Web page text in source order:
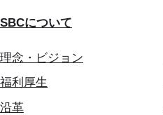
SBCについて
理念・ビジョン
福利厚生
沿革